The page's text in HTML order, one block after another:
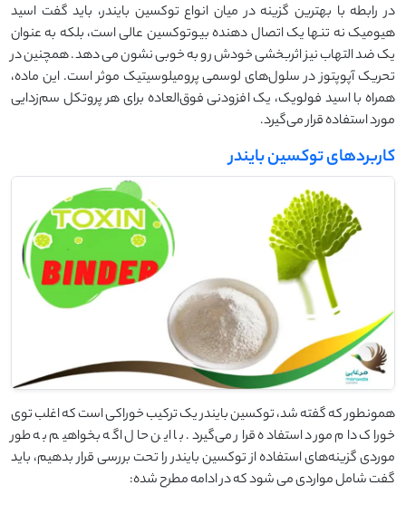
در رابطه با بهترین گزینه در میان انواع توکسین بایندر، باید گفت اسید
هیومیک نه تنها یک اتصال دهنده بیوتوکسین عالی است، بلکه به عنوان
یک ضد التهاب نیز اثربخشی خودش رو به خوبی نشون می دهد. همچنین در
تحریک آپوپتوز در سلول‌های لوسمی پرومیلوسیتیک موثر است. این ماده،
همراه با اسید فولویک، یک افزودنی فوق‌العاده برای هر پروتکل سم‌زدایی
مورد استفاده قرار می‌گیرد.
کاربردهای توکسین بایندر
همونطور که گفته شد، توکسین بایندر یک ترکیب خوراکی است که اغلب توی
خوراک دام مورد استفاده قرار می‌گیرد. با این حال اگه بخواهیم به طور
موردی گزینه‌های استفاده از توکسین بایندر را تحت بررسی قرار بدهیم، باید
گفت شامل مواردی می شود که در ادامه مطرح شده: